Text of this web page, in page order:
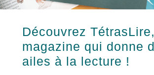
Découvrez
magazine qui donne
ailes à la lecture !